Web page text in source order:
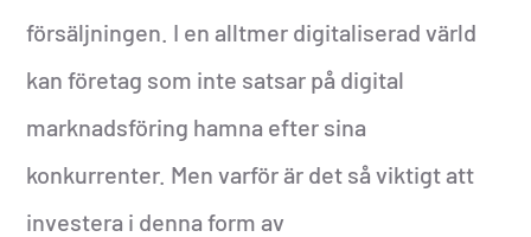
försäljningen. I en alltmer digitaliserad värld
kan företag som inte satsar på digital
marknadsföring hamna efter sina
konkurrenter. Men varför är det så viktigt att
investera i denna form av